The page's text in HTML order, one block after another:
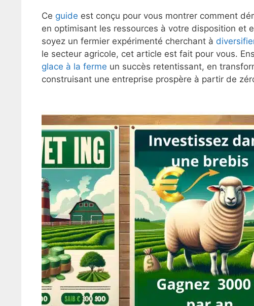
Ce guide est conçu pour vous montrer comment
en optimisant les ressources à votre disposition et
soyez un fermier expérimenté cherchant à
le secteur agricole, cet article est fait pour vous.
glace à la ferme un succès retentissant, en
construisant une entreprise prospère à partir de